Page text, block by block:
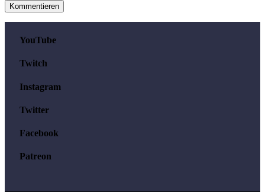
YouTube
Twitch
Instagram
Twitter
Facebook
Patreon